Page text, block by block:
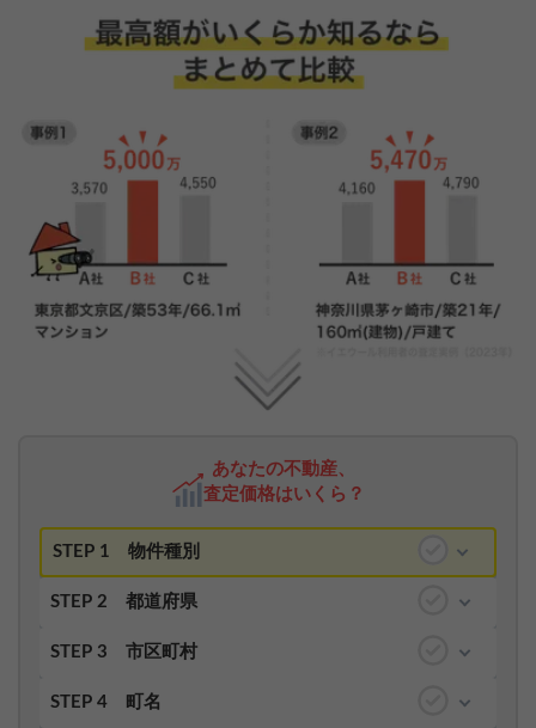
あなたの不動産、
査定価格はいくら？
STEP 1 物件種別
STEP 2 都道府県
STEP 3 市区町村
STEP 4 町名